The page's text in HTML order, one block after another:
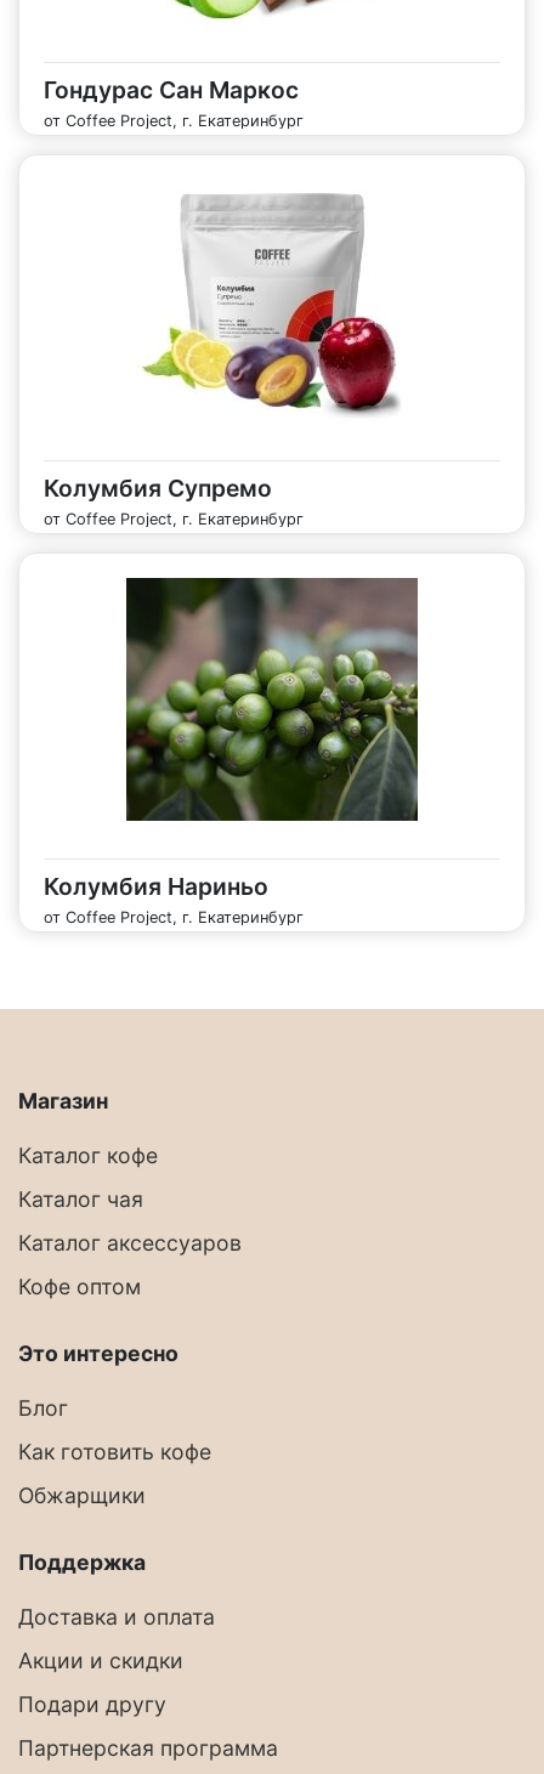
Гондурас Сан Маркос
от Coffee Project, г. Екатеринбург
Колумбия Супремо
от Coffee Project, г. Екатеринбург
Колумбия Нариньо
от Coffee Project, г. Екатеринбург
Магазин
Каталог кофе
Каталог чая
Каталог аксессуаров
Кофе оптом
Это интересно
Блог
Как готовить кофе
Обжарщики
Поддержка
Доставка и оплата
Акции и скидки
Подари другу
Партнерская программа